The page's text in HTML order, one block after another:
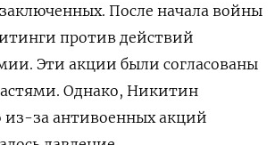
После начала войны
против действий
Эти акции были согласованы
Однако, Никитин
из-за антивоенных акций